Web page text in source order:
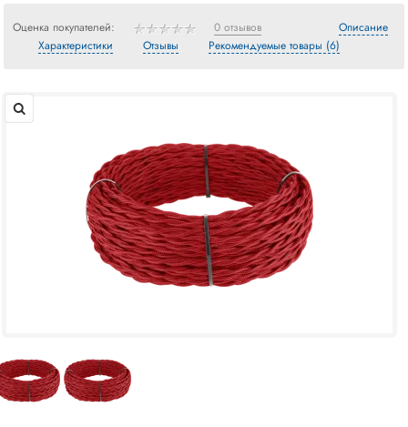
Оценка покупателей: 0 отзывов
Описание
Характеристики
Отзывы Рекомендуемые товары (6)